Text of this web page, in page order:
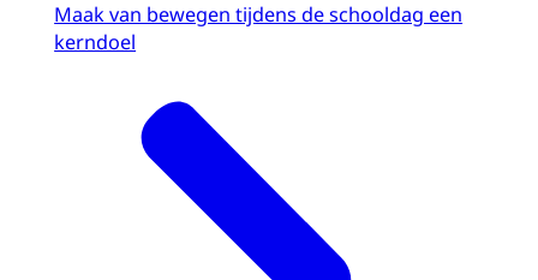
Maak van bewegen tijdens de schooldag een
kerndoel